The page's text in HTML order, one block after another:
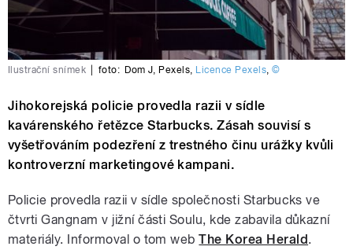
Ilustrační snímek foto: Dom J ,Pexels Licence Pexels ©
Jihokorejská policie provedla razii v sídle
kavárenského řetězce Starbucks. Zásah souvisí s
vyšetřováním podezření z trestného činu urážky kvůli
kontroverzní marketingové kampani.
Policie provedla razii v sídle společnosti Starbucks ve
čtvrti Gangnam v jižní části Soulu, kde zabavila důkazní
materiály. Informoval o tom webThe Korea Herald.